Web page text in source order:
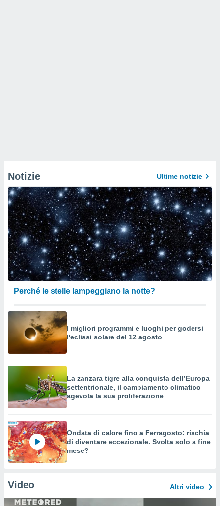
Notizie Ultime notizie
Perché le stelle lampeggiano la notte?
I migliori programmi e luoghi per godersi
l'eclissi solare del 12 agosto
La zanzara tigre alla conquista dell’Europa
settentrionale, il cambiamento climatico
agevola la sua proliferazione
Ondata di calore fino a Ferragosto: rischia
di diventare eccezionale. Svolta solo a fine
mese?
Video Altri video